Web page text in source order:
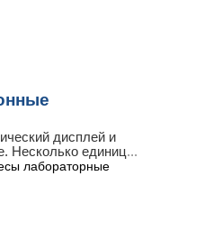
дисплей и
Несколько единиц...
лабораторные